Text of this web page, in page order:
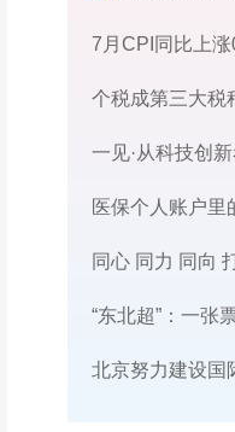
一见·从科技创
医保个人账户里
同心 同力 同向
“东北超”：一张
北京努力建设国